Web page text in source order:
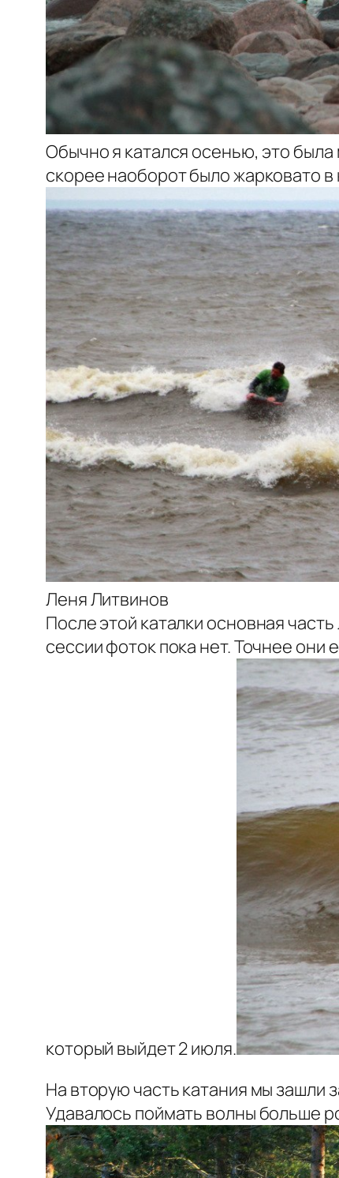
Обычно я катался осенью, это была
скорее наоборот было жарковато
Леня Литвинов
После этой каталки основная
сессии фоток пока нет. Точнее
который выйдет 2 июля.
На вторую часть катания мы зашли
Удавалось поймать волны больше